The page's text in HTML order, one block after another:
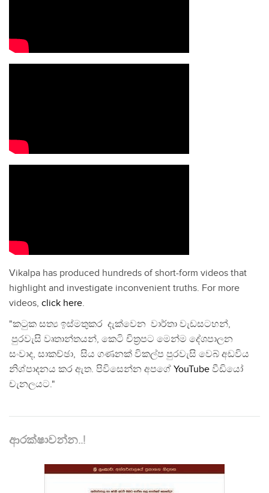
Vikalpa has produced hundreds of short-form videos that
highlight and investigate inconvenient truths. For more
videos, click here.
"කටුක සත්‍ය ඉස්මතුකර දැක්වෙන වාර්තා වැඩසටහන්,
පුරවැසි වෘතාන්තයන්, කෙටි චිත්‍රපට මෙන්ම දේශපාලන
සංවාද, සාකච්ඡා, සිය ගණනක් විකල්ප පුරවැසි වෙබ් අඩවිය
නිශ්පාදනය කර ඇත. පිවිසෙන්න අපගේ YouTube වීඩියෝ
චැනලයට."
ආරක්ෂාවන්න..!